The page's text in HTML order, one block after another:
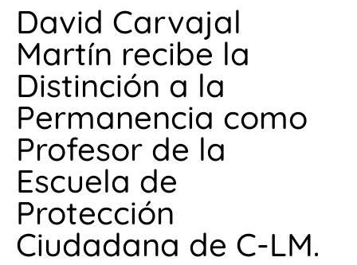
David Carvajal
Martín recibe la
Distinción a la
Permanencia como
Profesor de la
Escuela de
Protección
Ciudadana de C-LM.